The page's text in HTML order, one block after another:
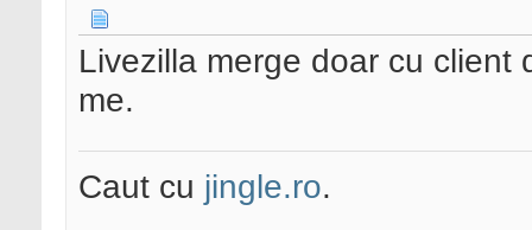
Livezilla merge doar cu client
me.
Caut cu jingle.ro.